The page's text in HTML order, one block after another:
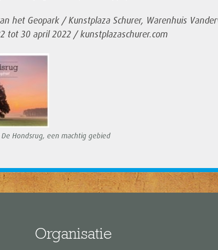
het Geopark / Kunstplaza Schurer, Warenhuis
tot 30 april 2022 / kunstplazaschurer.com
Hondsrug, een machtig gebied
Organisatie